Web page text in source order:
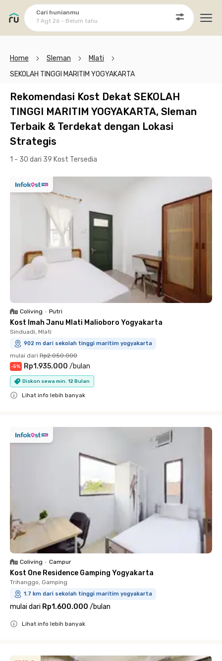
Cari hunianmu
7 Agt 26 - Belum tahu
Home Sleman
Mlati
SEKOLAH TINGGI MARITIM YOGYAKARTA
Rekomendasi Kost Dekat SEKOLAH
TINGGI MARITIM YOGYAKARTA, Sleman
Terbaik & Terdekat dengan Lokasi
Strategis
1 - 30 dari 39 Kost Tersedia
Coliving • Putri
Kost Imah Janu Mlati Malioboro Yogyakarta
Sinduadi, Mlati
902 m dari sekolah tinggi maritim yogyakarta
mulai dari Rp2.050.000
-5% Rp1.935.000 /bulan
Diskon sewa min. 12 Bulan
Lihat info lebih banyak
Coliving • Campur
Kost One Residence Gamping Yogyakarta
Trihanggo, Gamping
1.7 km dari sekolah tinggi maritim yogyakarta
mulai dari Rp1.600.000 /bulan
Lihat info lebih banyak